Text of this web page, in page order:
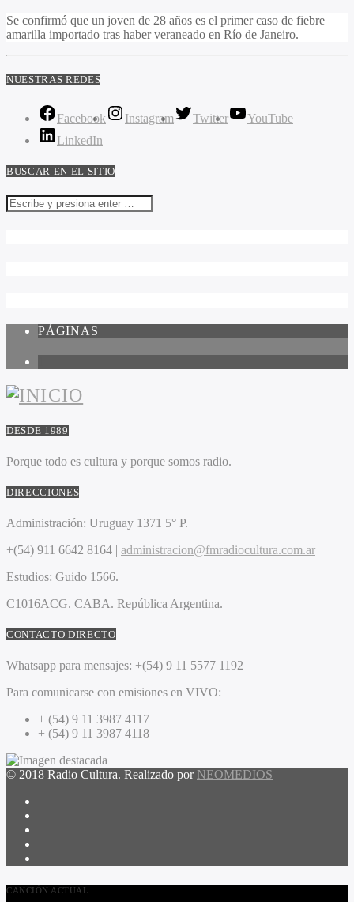
Se confirmó que un joven de 28 años es el primer caso de fiebre
amarilla importado tras haber veraneado en Río de Janeiro.
NUESTRAS REDES
Facebook Instagram Twitter
YouTube
LinkedIn
BUSCAR EN EL SITIO
PÁGINAS
DESDE 1989
Porque todo es cultura y porque somos radio.
DIRECCIONES
Administración: Uruguay 1371 5° P.
+(54) 911 6642 8164 | administracion@fmradiocultura.com.ar
Estudios: Guido 1566.
C1016ACG. CABA. República Argentina.
CONTACTO DIRECTO
Whatsapp para mensajes: +(54) 9 11 5577 1192
Para comunicarse con emisiones en VIVO:
+ (54) 9 11 3987 4117
+ (54) 9 11 3987 4118
© 2018 Radio Cultura. Realizado por NEOMEDIOS
CANCIÓN ACTUAL